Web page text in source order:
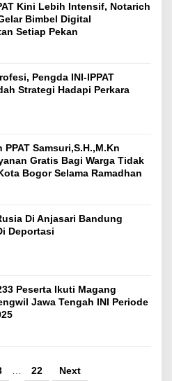
Kini Lebih Intensif, Notarich
Bimbel Digital
Setiap Pekan
Pengda INI-IPPAT
Strategi Hadapi Perkara
PPAT Samsuri,S.H.,M.Kn
Gratis Bagi Warga Tidak
Bogor Selama Ramadhan
Di Anjasari Bandung
Deportasi
Peserta Ikuti Magang
Jawa Tengah INI Periode
… 22 Next